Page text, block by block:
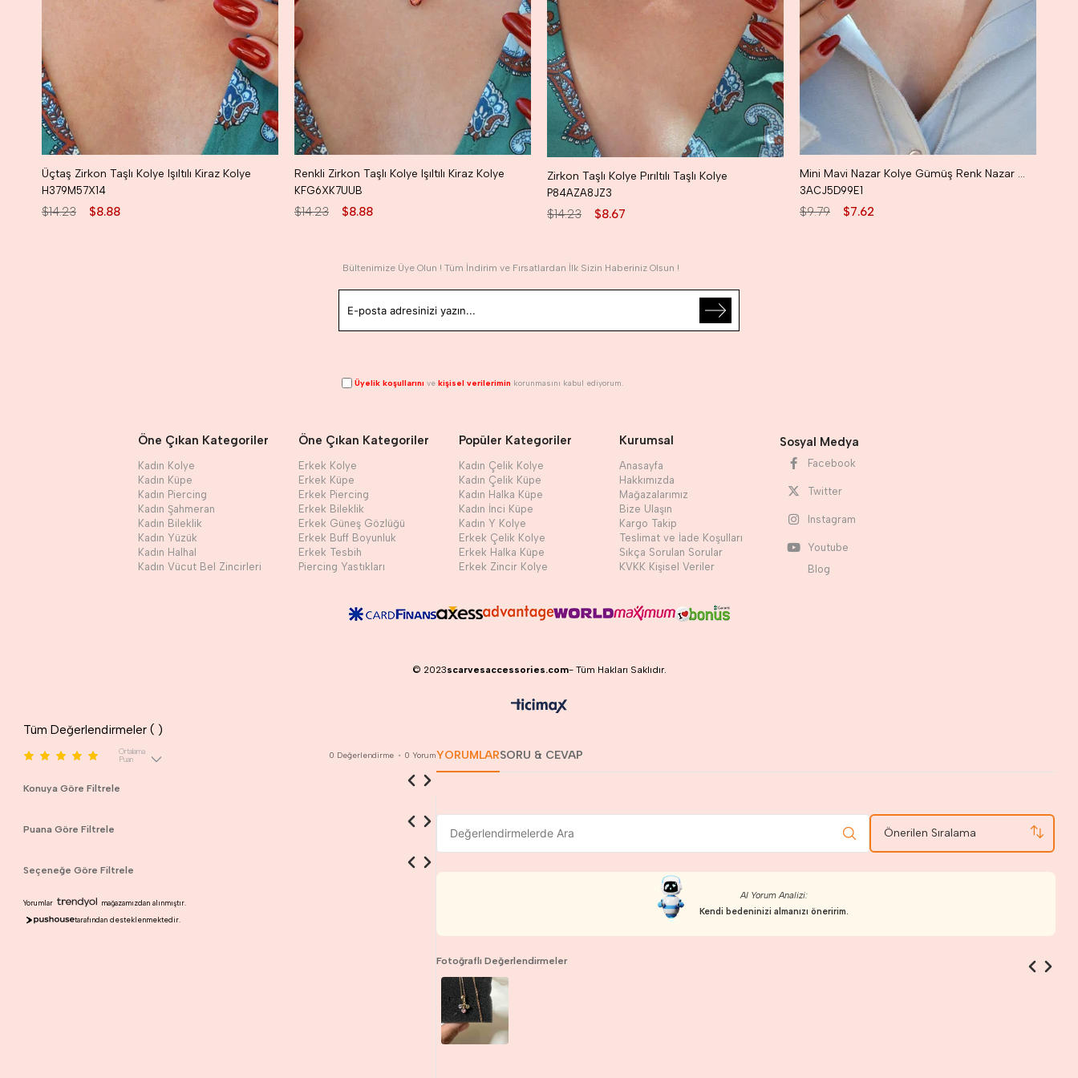
Üçtaş Zirkon Taşlı Kolye Işıltılı Kiraz Kolye
H379M57X14
$8.88
$14.23
Renkli Zirkon Taşlı Kolye Işıltılı Kiraz Kolye
KFG6XK7UUB
$8.88
$14.23
Zirkon Taşlı Kolye Pırıltılı Taşlı Kolye
P84AZA8JZ3
$8.67
$14.23
Mini Mavi Nazar Kolye Gümüş Renk Nazar Boncuklu Kolye
3ACJ5D99E1
$7.62
$9.79
Bültenimize Üye Olun ! Tüm İndirim ve Fırsatlardan İlk Sizin Haberiniz Olsun !
Üyelik koşullarını ve kişisel verilerimin korunmasını kabul ediyorum.
Öne Çıkan Kategoriler
Kadın Kolye
Kadın Küpe
Kadın Piercing
Kadın Şahmeran
Kadın Bileklik
Kadın Yüzük
Kadın Halhal
Kadın Vücut Bel Zincirleri
Öne Çıkan Kategoriler
Erkek Kolye
Erkek Küpe
Erkek Piercing
Erkek Bileklik
Erkek Güneş Gözlüğü
Erkek Buff Boyunluk
Erkek Tesbih
Piercing Yastıkları
Popüler Kategoriler
Kadın Çelik Kolye
Kadın Çelik Küpe
Kadın Halka Küpe
Kadın İnci Küpe
Kadın Y Kolye
Erkek Çelik Kolye
Erkek Halka Küpe
Erkek Zincir Kolye
Kurumsal
Anasayfa
Hakkımızda
Mağazalarımız
Bize Ulaşın
Kargo Takip
Teslimat ve İade Koşulları
Sıkça Sorulan Sorular
KVKK Kişisel Veriler
Sosyal Medya
Facebook
Twitter
Instagram
Youtube
Blog
© 2023scarvesaccessories.com- Tüm Hakları Saklıdır.
Tüm Değerlendirmeler ( )
Ortalama
Puan
0 Değerlendirme • 0 Yorum
Konuya Göre Filtrele
Puana Göre Filtrele
Seçeneğe Göre Filtrele
Yorumlar
mağazamızdan alınmıştır.
tarafından desteklenmektedir.
YORUMLARSORU & CEVAP
Önerilen Sıralama
AI Yorum Analizi:
Kendi bedeninizi almanızı öneririm.
Fotoğraflı Değerlendirmeler